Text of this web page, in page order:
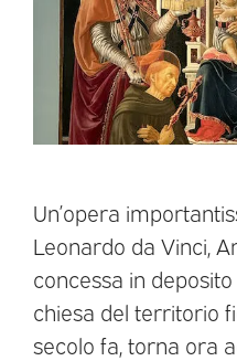
Un’opera
Leonardo da Vinci,
concessa in
chiesa del territorio
secolo fa, torna ora